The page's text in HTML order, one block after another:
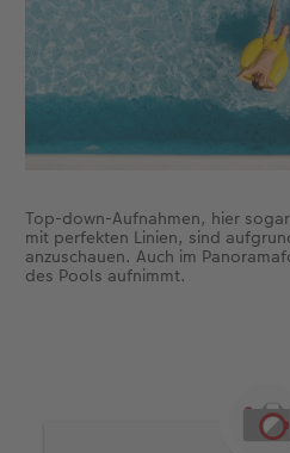
Top-down-Aufnahmen, hier
mit perfekten Linien, sind
anzuschauen. Auch im
des Pools aufnimmt.